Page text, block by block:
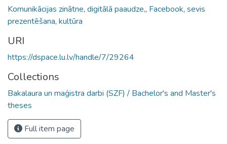
Komunikācijas zinātne, digitālā paaudze,, Facebook, sevis
prezentēšana, kultūra
URI
https://dspace.lu.lv/handle/7/29264
Collections
Bakalaura un maģistra darbi (SZF) / Bachelor's and Master's
theses
Full item page